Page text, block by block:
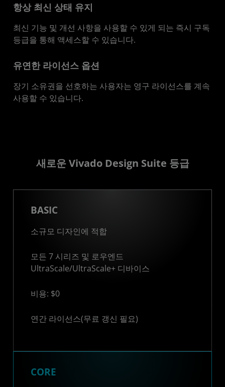
항상 최신 상태 유지
최신 기능 및 개선 사항을 사용할 수 있게 되는 즉시 구독
등급을 통해 액세스할 수 있습니다.
유연한 라이선스 옵션
장기 소유권을 선호하는 사용자는 영구 라이선스를 계속
사용할 수 있습니다.
새로운 Vivado Design Suite 등급
BASIC
소규모 디자인에 적합
모든 7 시리즈 및 로우엔드
UltraScale/UltraScale+ 디바이스
비용: $0
연간 라이선스(무료 갱신 필요)
CORE